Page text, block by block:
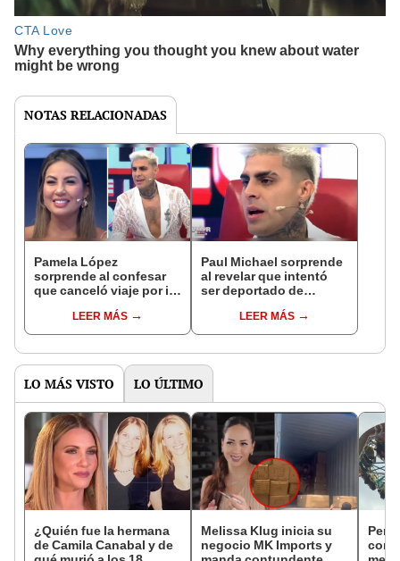
NOTAS RELACIONADAS
Pamela López
sorprende al confesar
que canceló viaje por ir
Michael: "Amor a
primera vista"
LEER MÁS
Paul Michael sorprende
al revelar que intentó
ser deportado de
incidente: "Rompí todo"
LEER MÁS
LO MÁS VISTO LO ÚLTIMO
¿Quién fue la hermana
de Camila Canabal y de
Melissa Klug inicia su
negocio MK Imports y
Perú